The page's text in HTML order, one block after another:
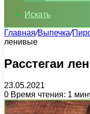
Искать
Главная/Выпечка/
ленивые
Расстегаи
23.05.2021
0 Время чтения: 1